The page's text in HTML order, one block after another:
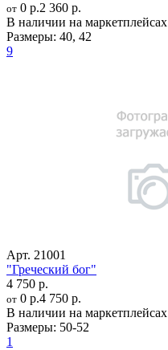
от 0 р.2 360 р.
В наличии на маркетплейсах
Размеры: 40, 42
9
Арт. 21001
"Греческий бог"
4 750 р.
от 0 р.4 750 р.
В наличии на маркетплейсах
Размеры: 50-52
1